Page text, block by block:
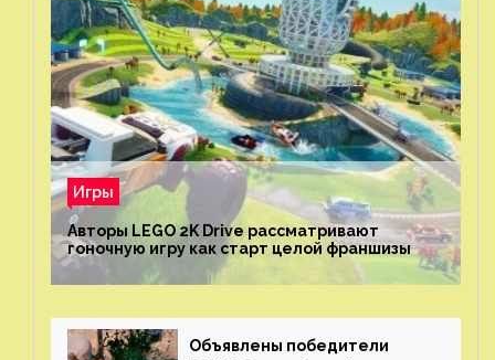
Игры
Авторы LEGO 2K Drive рассматривают
гоночную игру как старт целой франшизы
Объявлены победители